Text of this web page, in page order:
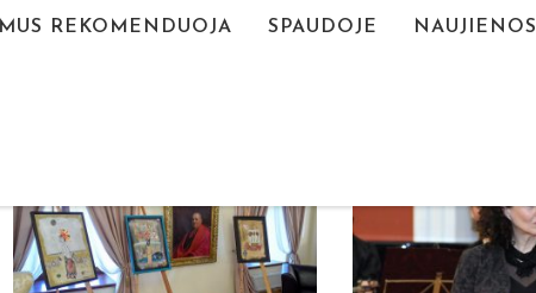
MUS REKOMENDUOJA SPAUDOJE NAUJIENOS